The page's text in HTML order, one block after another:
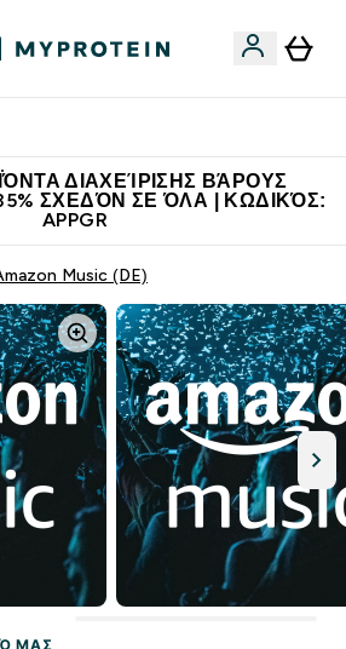
ΔΙΑΧΕΊΡΙΣΗΣ ΒΆΡΟΥΣ
ΣΧΕΔΌΝ ΣΕ ΌΛΑ | ΚΩΔΙΚΌΣ:
APPGR
Music (DE)